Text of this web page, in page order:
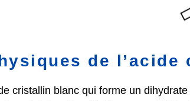
de l’acide
cristallin blanc qui forme un